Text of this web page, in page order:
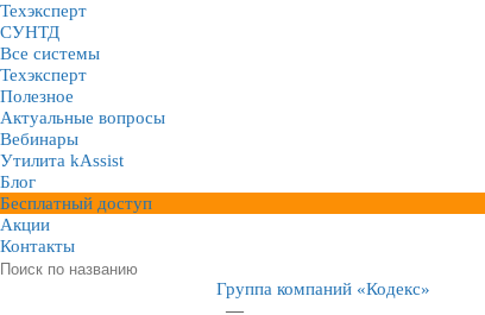
Техэксперт
СУНТД
Все системы
Техэксперт
Полезное
Актуальные вопросы
Вебинары
Утилита kAssist
Блог
Бесплатный доступ
Акции
Контакты
Группа компаний «Кодекс»
—